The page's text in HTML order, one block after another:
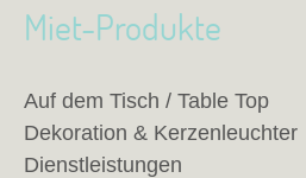
Miet-Produkte
Auf dem Tisch / Table Top
Dekoration & Kerzenleuchter
Dienstleistungen